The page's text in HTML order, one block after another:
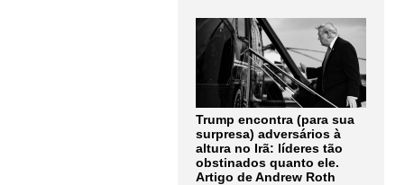
Trump encontra (para sua
surpresa) adversários à
altura no Irã: líderes tão
obstinados quanto ele.
Artigo de Andrew Roth